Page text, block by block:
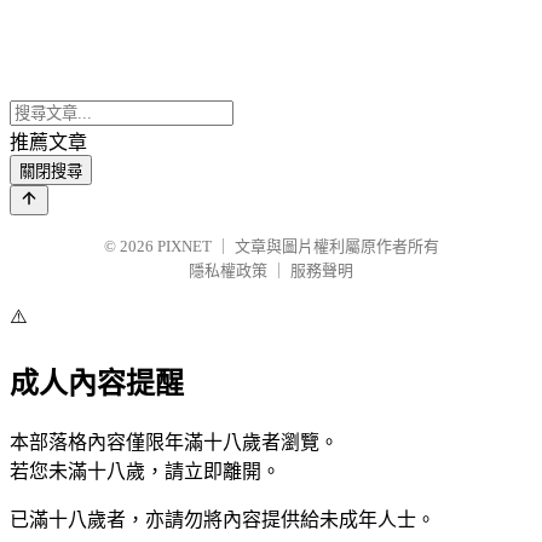
推薦文章
關閉搜尋
© 2026 PIXNET
文章與圖片權利屬原作者所有
隱私權政策
服務聲明
⚠️
成人內容提醒
本部落格內容僅限年滿十八歲者瀏覽。
若您未滿十八歲，請立即離開。
已滿十八歲者，亦請勿將內容提供給未成年人士。